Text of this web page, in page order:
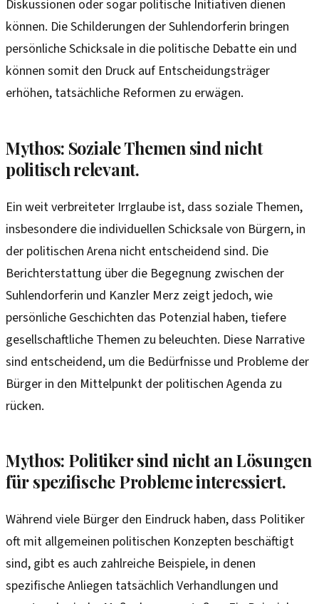
Diskussionen oder sogar politische Initiativen dienen
können. Die Schilderungen der Suhlendorferin bringen
persönliche Schicksale in die politische Debatte ein und
können somit den Druck auf Entscheidungsträger
erhöhen, tatsächliche Reformen zu erwägen.
Mythos: Soziale Themen sind nicht
politisch relevant.
Ein weit verbreiteter Irrglaube ist, dass soziale Themen,
insbesondere die individuellen Schicksale von Bürgern, in
der politischen Arena nicht entscheidend sind. Die
Berichterstattung über die Begegnung zwischen der
Suhlendorferin und Kanzler Merz zeigt jedoch, wie
persönliche Geschichten das Potenzial haben, tiefere
gesellschaftliche Themen zu beleuchten. Diese Narrative
sind entscheidend, um die Bedürfnisse und Probleme der
Bürger in den Mittelpunkt der politischen Agenda zu
rücken.
Mythos: Politiker sind nicht an Lösungen
für spezifische Probleme interessiert.
Während viele Bürger den Eindruck haben, dass Politiker
oft mit allgemeinen politischen Konzepten beschäftigt
sind, gibt es auch zahlreiche Beispiele, in denen
spezifische Anliegen tatsächlich Verhandlungen und